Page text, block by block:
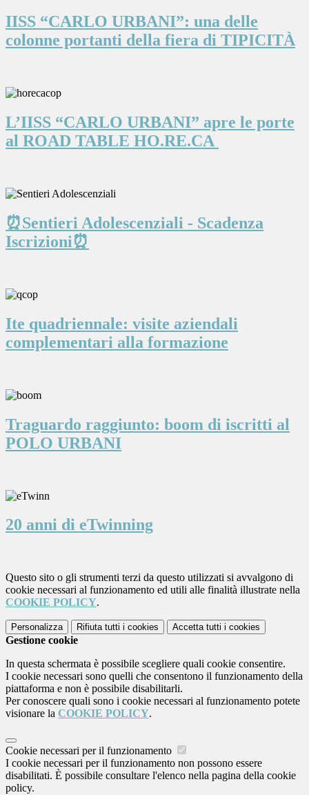
IISS “CARLO URBANI”: una delle
colonne portanti della fiera di TIPICITÀ
L’IISS “CARLO URBANI” apre le porte
al ROAD TABLE HO.RE.CA
⏰Sentieri Adolescenziali - Scadenza
Iscrizioni⏰
Ite quadriennale: visite aziendali
complementari alla formazione
Traguardo raggiunto: boom di iscritti al
POLO URBANI
20 anni di eTwinning
Questo sito o gli strumenti terzi da questo utilizzati si avvalgono di
cookie necessari al funzionamento ed utili alle finalità illustrate nella
COOKIE POLICY.
Personalizza Rifiuta tutti i cookies Accetta tutti i cookies
Gestione cookie
In questa schermata è possibile scegliere quali cookie consentire.
I cookie necessari sono quelli che consentono il funzionamento della
piattaforma e non è possibile disabilitarli.
Per conoscere quali sono i cookie necessari al funzionamento potete
visionare la COOKIE POLICY.
Cookie necessari per il funzionamento
I cookie necessari per il funzionamento non possono essere
disabilitati. È possibile consultare l'elenco nella pagina della cookie
policy.